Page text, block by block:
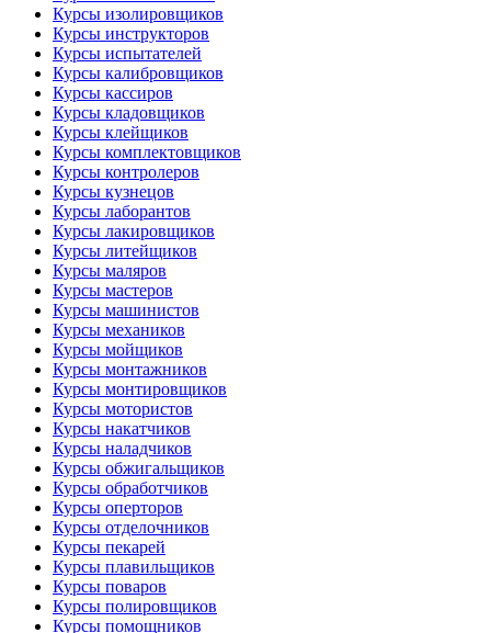
Курсы изолировщиков
Курсы инструкторов
Курсы испытателей
Курсы калибровщиков
Курсы кассиров
Курсы кладовщиков
Курсы клейщиков
Курсы комплектовщиков
Курсы контролеров
Курсы кузнецов
Курсы лаборантов
Курсы лакировщиков
Курсы литейщиков
Курсы маляров
Курсы мастеров
Курсы машинистов
Курсы механиков
Курсы мойщиков
Курсы монтажников
Курсы монтировщиков
Курсы мотористов
Курсы накатчиков
Курсы наладчиков
Курсы обжигальщиков
Курсы обработчиков
Курсы оперторов
Курсы отделочников
Курсы пекарей
Курсы плавильщиков
Курсы поваров
Курсы полировщиков
Курсы помощников